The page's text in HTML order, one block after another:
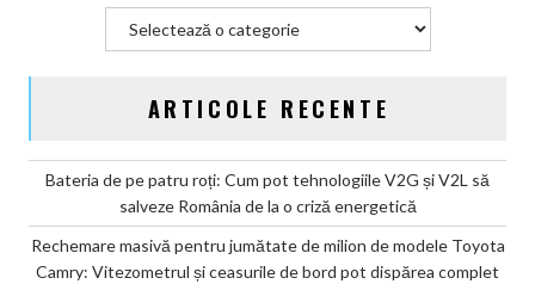
mai
ARTICOLE RECENTE
Bateria de pe patru roți: Cum pot tehnologiile V2G și V2L să
salveze România de la o criză energetică
Rechemare masivă pentru jumătate de milion de modele Toyota
Camry: Vitezometrul și ceasurile de bord pot dispărea complet